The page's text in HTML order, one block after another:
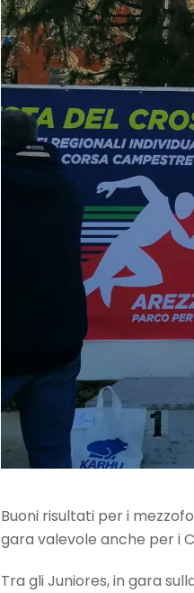
Buoni risultati per i
gara valevole anche per i
Tra gli Juniores, in gara